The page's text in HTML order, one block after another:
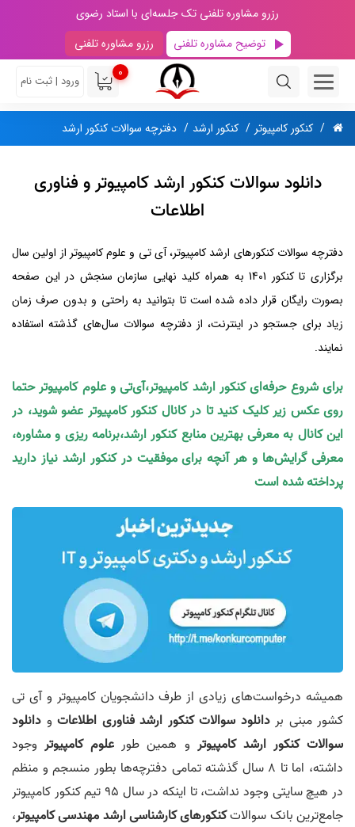
رزرو مشاوره تلفنی تک جلسه‌ای با استاد رضوی
توضیح مشاوره تلفنی
رزرو مشاوره تلفنی
0
ورود | ثبت نام
کنکور کامپیوتر کنکور ارشد دفترچه سوالات کنکور ارشد
دانلود سوالات کنکور ارشد کامپیوتر و فناوری
اطلاعات
دفترچه سوالات کنکورهای ارشد کامپیوتر، آی تی و علوم کامپیوتر از اولین سال
برگزاری تا کنکور 1401 به همراه کلید نهایی سازمان سنجش در این صفحه
بصورت رایگان قرار داده شده است تا بتوانید به راحتی و بدون صرف زمان
زیاد برای جستجو در اینترنت، از دفترچه سوالات سال‌های گذشته استفاده
نمایند.
برای شروع حرفه‌ای کنکور ارشد کامپیوتر،آی‌تی و علوم کامپیوتر حتما
روی عکس زیر کلیک کنید تا در کانال کنکور کامپیوتر عضو شوید، در
این کانال به معرفی بهترین منابع کنکور ارشد،برنامه ریزی و مشاوره،
معرفی گرایش‌ها و هر آنچه برای موفقیت در کنکور ارشد نیاز دارید
پرداخته شده است
همیشه درخواست‌های زیادی از طرف دانشجویان کامپیوتر و آی تی
کشور مبنی بردانلود سوالات کنکور ارشد فناوری اطلاعات و دانلود
سوالات کنکور ارشد کامپیوتر و همین طور علوم کامپیوتروجود
داشته، اما تا 8 سال گذشته تمامی دفترچه‌ها بطور منسجم و منظم
در هیچ سایتی وجود نداشت، تا اینکه در سال 95 تیم کنکور کامپیوتر
جامع‌ترین بانک سوالاتکنکورهای کارشناسی ارشدمهندسی کامپیوتر،